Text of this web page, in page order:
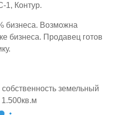
1, Контур.
бизнеса. Возможна
бизнеса. Продавец готов
земельный
1.500кв.м